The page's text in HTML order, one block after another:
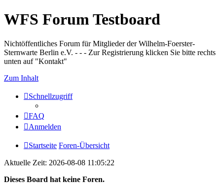
WFS Forum Testboard
Nichtöffentliches Forum für Mitglieder der Wilhelm-Foerster-
Sternwarte Berlin e.V. - - - Zur Registrierung klicken Sie bitte rechts
unten auf "Kontakt"
Zum Inhalt
Schnellzugriff
FAQ
Anmelden
Startseite Foren-Übersicht
Aktuelle Zeit: 2026-08-08 11:05:22
Dieses Board hat keine Foren.